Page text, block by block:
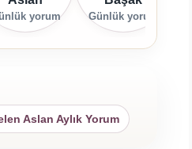
yorum Günlük yorum
Aslan Aylık Yorum